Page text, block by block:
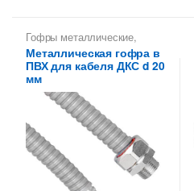
Гофры металлические,
Металлорукава 20 мм,
Металлорукава для защиты
кабеля,Металлорукава
оцинкованные
Металлическая гофра в
ПВХ для кабеля ДКС d 20
мм